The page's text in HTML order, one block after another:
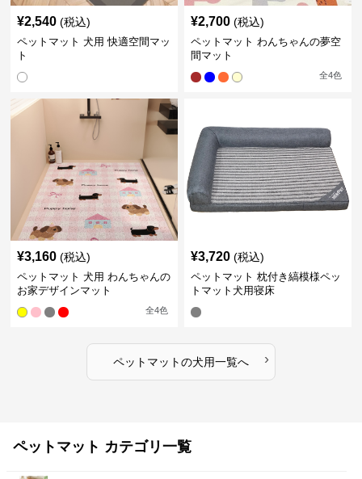
¥2,540 (税込)
ペットマット 犬用 快適空間マッ
ト
¥2,700 (税込)
ペットマット わんちゃんの夢空
間マット
全4色
¥3,160 (税込)
ペットマット 犬用 わんちゃんの
お家デザインマット
全4色
¥3,720 (税込)
ペットマット 枕付き縞模様ペッ
トマット犬用寝床
ペットマットの犬用一覧へ ›
ペットマット カテゴリ一覧